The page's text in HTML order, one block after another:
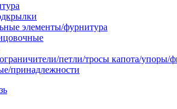
элементы/фурнитура
петли/тросы капота/упоры/
принадлежности